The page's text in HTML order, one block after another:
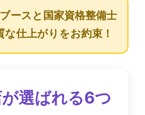
ースと国家資格整備士
な仕上がりをお約束！
が選ばれる6つ